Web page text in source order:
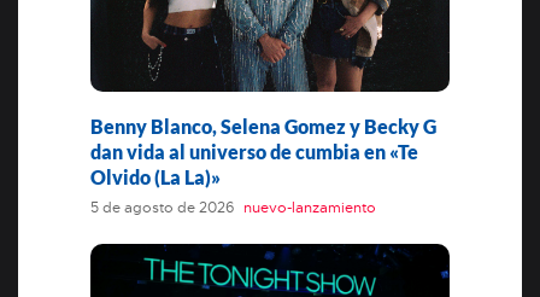
Benny Blanco, Selena Gomez y Becky G
dan vida al universo de cumbia en «Te
Olvido (La La)»
5 de agosto de 2026 nuevo-lanzamiento